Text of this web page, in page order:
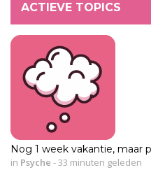
ACTIEVE TOPICS
Nog 1 week vakantie, maar
in Psyche -33 minuten geleden